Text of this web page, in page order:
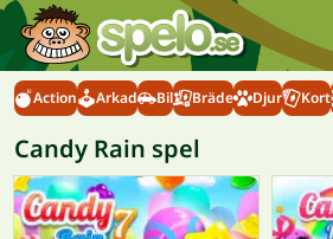
Action Arkad Bil Bräde Djur Kort
Candy Rain spel